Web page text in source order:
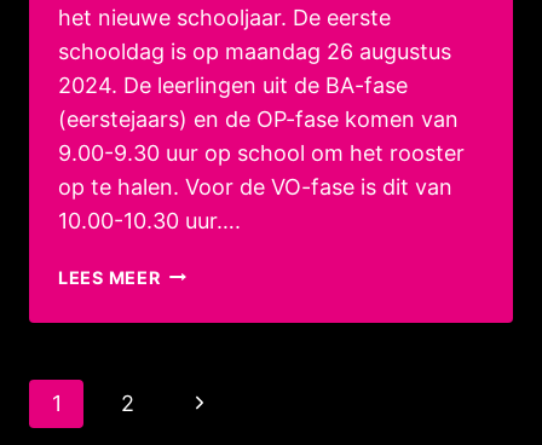
het nieuwe schooljaar. De eerste
schooldag is op maandag 26 augustus
2024. De leerlingen uit de BA-fase
(eerstejaars) en de OP-fase komen van
9.00-9.30 uur op school om het rooster
op te halen. Voor de VO-fase is dit van
10.00-10.30 uur….
LEES MEEREERSTE
2024-
Paginanavigatie
1 2
Volgende